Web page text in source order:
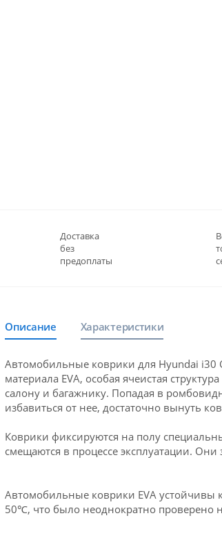
Доставка
без
предоплаты
Описание Характеристики
Автомобильные коврики для Hyundai i30
материала EVA, особая ячеистая
салону и багажнику. Попадая в
избавиться от нее, достаточно вынуть
Коврики фиксируются на полу
смещаются в процессе эксплуатации.
Автомобильные коврики EVA устойчивы
50℃, что было неоднократно проверено